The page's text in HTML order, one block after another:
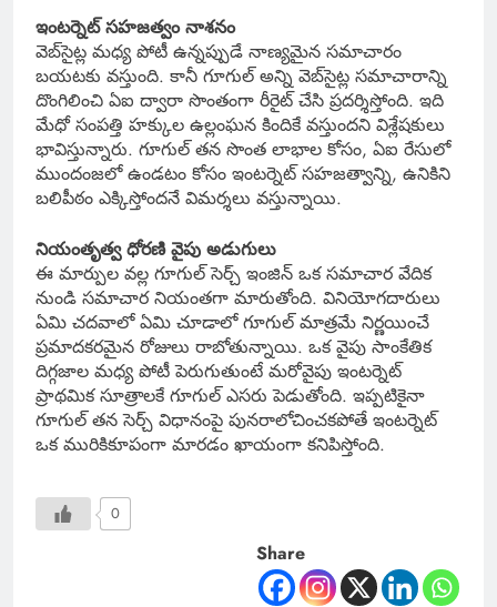
ఇంటర్నెట్ సహజత్వం నాశనం
వెబ్‌సైట్ల మధ్య పోటీ ఉన్నప్పుడే నాణ్యమైన సమాచారం
బయటకు వస్తుంది. కానీ గూగుల్ అన్ని వెబ్‌సైట్ల సమాచారాన్ని
దొంగిలించి ఏఐ ద్వారా సొంతంగా రీరైట్ చేసి ప్రదర్శిస్తోంది. ఇది
మేధో సంపత్తి హక్కుల ఉల్లంఘన కిందికే వస్తుందని విశ్లేషకులు
భావిస్తున్నారు. గూగుల్ తన సొంత లాభాల కోసం, ఏఐ రేసులో
ముందంజలో ఉండటం కోసం ఇంటర్నెట్ సహజత్వాన్ని, ఉనికిని
బలిపీఠం ఎక్కిస్తోందనే విమర్శలు వస్తున్నాయి.
నియంతృత్వ ధోరణి వైపు అడుగులు
ఈ మార్పుల వల్ల గూగుల్ సెర్చ్ ఇంజిన్ ఒక సమాచార వేదిక
నుండి సమాచార నియంతగా మారుతోంది. వినియోగదారులు
ఏమి చదవాలో ఏమి చూడాలో గూగుల్ మాత్రమే నిర్ణయించే
ప్రమాదకరమైన రోజులు రాబోతున్నాయి. ఒక వైపు సాంకేతిక
దిగ్గజాల మధ్య పోటీ పెరుగుతుంటే మరోవైపు ఇంటర్నెట్
ప్రాథమిక సూత్రాలకే గూగుల్ ఎసరు పెడుతోంది. ఇప్పటికైనా
గూగుల్ తన సెర్చ్ విధానంపై పునరాలోచించకపోతే ఇంటర్నెట్
ఒక మురికికూపంగా మారడం ఖాయంగా కనిపిస్తోంది.
0
Share